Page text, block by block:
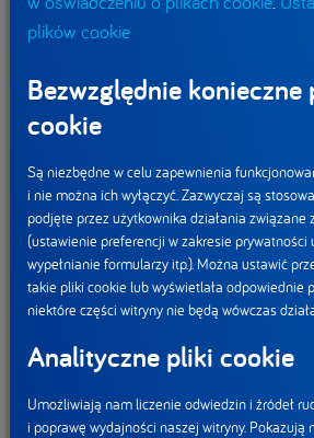
plików cookie
Bezwzględnie konieczne
cookie
Są niezbędne w celu zapewnienia
i nie można ich wyłączyć. Zazwyczaj są
podjęte przez użytkownika działania związane
(ustawienie preferencji w zakresie prywatności
wypełnianie formularzy itp.). Można ustawić
takie pliki cookie lub wyświetlała odpowiednie
niektóre części witryny nie będą wówczas
Analityczne pliki cookie
Umożliwiają nam liczenie odwiedzin i źródeł
i poprawę wydajności naszej witryny. Pokazują